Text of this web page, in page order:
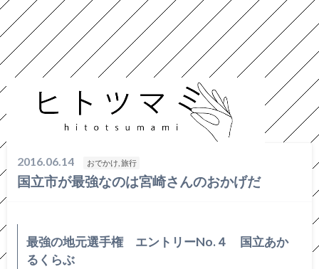
おでかけ, 旅行 国立市が最強なのは宮崎さんのおかげだ
2016.06.14 おでかけ, 旅行
国立市が最強なのは宮崎さんのおかげだ
最強の地元選手権 エントリーNo.４ 国立あか
るくらぶ